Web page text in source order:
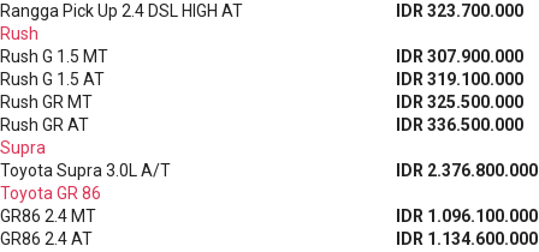
Rangga Pick Up 2.4 DSL HIGH AT
IDR 323.700.000
Rush
Rush G 1.5 MT
IDR 307.900.000
Rush G 1.5 AT
IDR 319.100.000
Rush GR MT
IDR 325.500.000
Rush GR AT
IDR 336.500.000
Supra
Toyota Supra 3.0L A/T
IDR 2.376.800.000
Toyota GR 86
GR86 2.4 MT
IDR 1.096.100.000
GR86 2.4 AT
IDR 1.134.600.000